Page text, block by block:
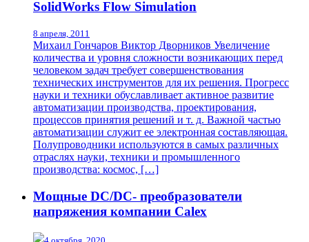
SolidWorks Flow Simulation
8 апреля, 2011
Михаил Гончаров Виктор Дворников Увеличение
количества и уровня сложности возникающих перед
человеком задач требует совершенствования
технических инструментов для их решения. Прогресс
науки и техники обуславливает активное развитие
автоматизации производства, проектирования,
процессов принятия решений и т. д. Важной частью
автоматизации служит ее электронная составляющая.
Полупроводники используются в самых различных
отраслях науки, техники и промышленного
производства: космос, […]
Мощные DC/DC- преобразователи
напряжения компании Calex